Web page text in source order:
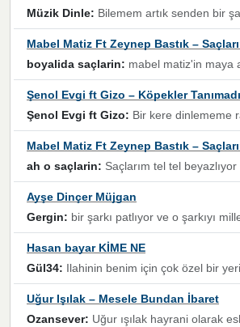
Müzik Dinle: Bilemem artık senden bir şans daha / Düştüğün zaman ben olmayacağım yanında” dizeleri, artık geçmişin
Mabel Matiz Ft Zeynep Bastık –
boyalida saçlarin: mabel matiz'in maya albümünde yer alan güzellerden. parça da şarkı hani! müzikal
Şenol Evgi ft Gizo – Köpekler
Şenol Evgi ft Gizo: Bir kere dinlememe rağmen kulaklardan gitmiyor sen sen sen sen kurban ol sen sen sen sen
Mabel Matiz Ft Zeynep Bastık –
ah o saçlarin: Saçlarım tel tel beyazlıyor beyazlagına degil yanımda sen yoksun ona üzülüyorum günler bir bir geçiyor geçen günlere değil sensiz geçen günlere
Ayşe Dinçer Müjgan
Gergin: bir şarkı patlıyor ve o şarkıyı millet her paylaşımın altına koyuyor ve öyle bir durum hal alıyor ki şarkıyı dinlemeden şarkıdan bikıyorsun Ama bu enteresan bir şekilde dillere dolanıyor millet olarak seviyoruz dertlerle
Hasan bayar KİME NE
Gül34: Ilahinin benim için çok özel bir yeri var İlk çıktığında komşum ne kadar yüksek sesle dinliyorsa orada duymuştum ve YouTube'dan aratıp Bu ilahiyi bulmuştum ve sonra müdavimi oldum günlük Ben de 3-5 kere dinleyip ezberleyip artık ilahiye bende eşlik ediyorum
Uğur Işılak – Mesele Bundan İbaret
Ozansever: Uğur ışılak hayrani olarak eski yeni tüm eserlerini keyifle huzurla dinleyenlerden birisiyim, emeğine saygı duyan gönül veren bunu en